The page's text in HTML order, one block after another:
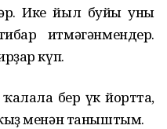
Ике йыл буйы уны
итмәгәнмендер.
күп.
бер үк йортта,
менән таныштым.